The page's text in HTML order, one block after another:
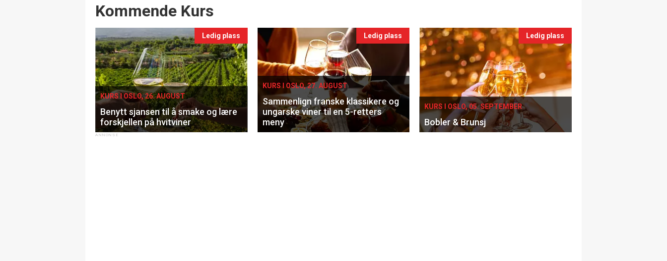
Events
Kommende Kurs
Ledig plass
KURS I OSLO, 26. AUGUST
Benytt sjansen til å smake og lære
forskjellen på hvitviner
Ledig plass
KURS I OSLO, 27. AUGUST
Sammenlign franske klassikere og
ungarske viner til en 5-retters
meny
Ledig plass
KURS I OSLO, 05. SEPTEMBER
Bobler & Brunsj